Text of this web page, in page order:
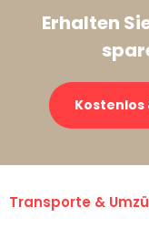
Erhalten
Transporte &